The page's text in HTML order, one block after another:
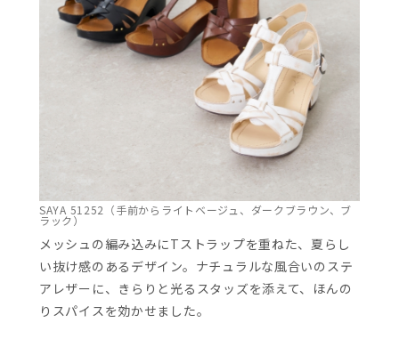
SAYA 51252（手前からライトベージュ、ダークブラウン、ブ
ラック）
メッシュの編み込みにTストラップを重ねた、夏らし
い抜け感のあるデザイン。ナチュラルな風合いのステ
アレザーに、きらりと光るスタッズを添えて、ほんの
りスパイスを効かせました。